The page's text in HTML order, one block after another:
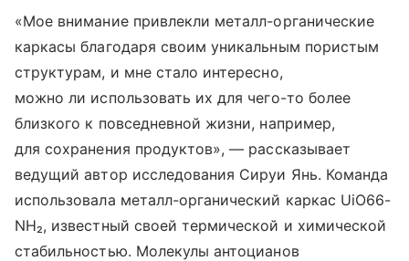
«Мое внимание привлекли металл-органические
каркасы благодаря своим уникальным пористым
структурам, и мне стало интересно,
можно ли использовать их для чего-то более
близкого к повседневной жизни, например,
для сохранения продуктов», — рассказывает
ведущий автор исследования Сируи Янь. Команда
использовала металл-органический каркас UiO66-
NH₂, известный своей термической и химической
стабильностью. Молекулы антоцианов